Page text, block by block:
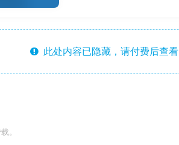
此处内容已隐藏，请付费后查看
。